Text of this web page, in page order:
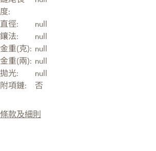
度:
直徑:
null
鑲法:
null
金重(克): null
金重(兩): null
拋光:
null
附項鏈:
否
條款及細則